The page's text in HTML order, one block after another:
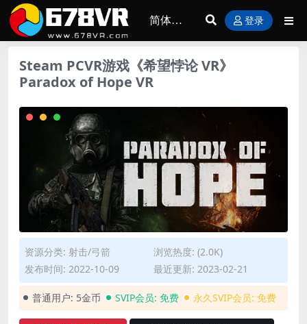
登录
Steam PCVR游戏《希望悖论 VR》
Paradox of Hope VR
资源分类: 射击/弓箭
浏览热度: (2.0K)
发布时间: 2022-10-09
最近更新: 2023-02-21
普通用户: 5金币 SVIP会员: 免费 永久SVIP会员: 免费